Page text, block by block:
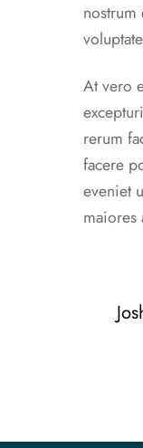
At vero
rerum
facere
eveniet
maiores